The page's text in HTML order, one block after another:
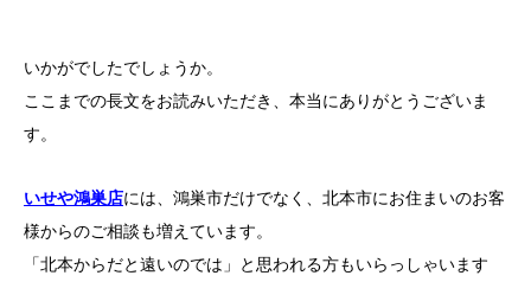
いかがでしたでしょうか。
ここまでの長文をお読みいただき、本当にありがとうございま
す。
いせや鴻巣店には、鴻巣市だけでなく、北本市にお住まいのお客
様からのご相談も増えています。
「北本からだと遠いのでは」と思われる方もいらっしゃいます